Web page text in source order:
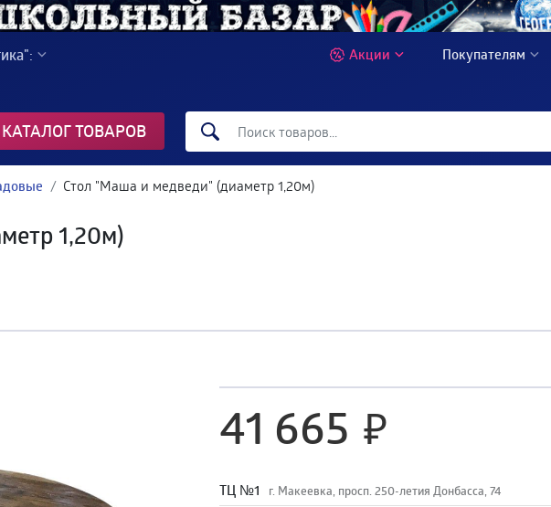
Акции Покупателям
КАТАЛОГ ТОВАРОВ
Стол "Маша и медведи" (диаметр 1,20м)
1,20м)
41 665
TЦ №1 г. Макеевка, просп. 250-летия Донбасса, 74